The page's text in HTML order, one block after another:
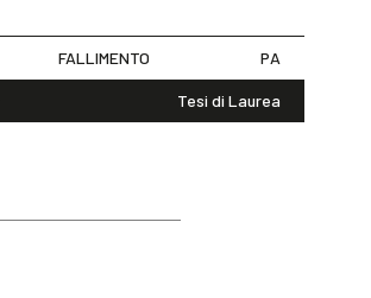
FALLIMENTO PA
Tesi di Laurea